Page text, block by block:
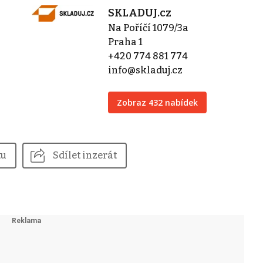
SKLADUJ.cz
Na Poříčí 1079/3a
Praha 1
+420 774 881 774
info@skladuj.cz
Zobraz 432 nabídek
Sdílet inzerát